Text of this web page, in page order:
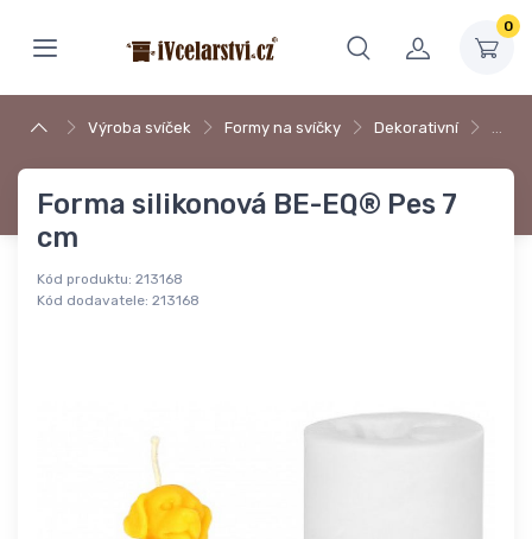
0
Výroba svíček Formy na svíčky Dekorativní …
Forma silikonová BE-EQ® Pes 7
cm
Kód produktu: 213168
Kód dodavatele: 213168